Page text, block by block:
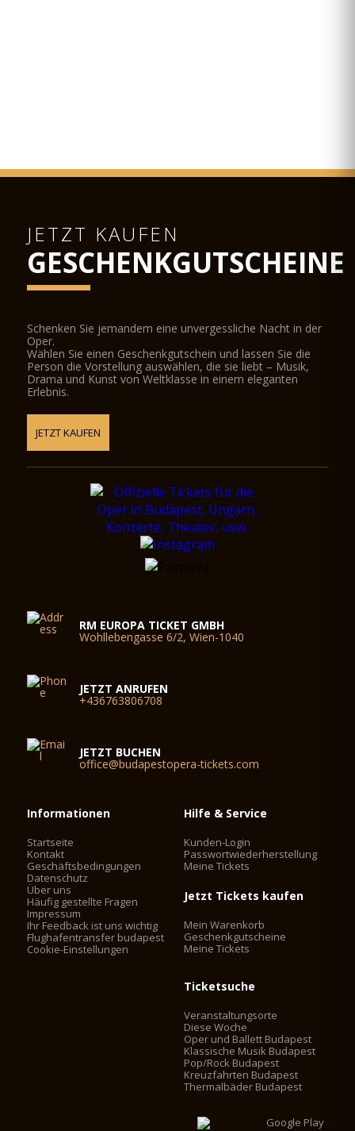
JETZT KAUFEN
GESCHENKGUTSCHEINE
Schenken Sie jemandem eine unvergessliche Nacht in der
Oper.
Wählen Sie einen Geschenkgutschein und lassen Sie die
Person die Vorstellung auswählen, die sie liebt – Musik,
Drama und Kunst von Weltklasse in einem eleganten
Erlebnis.
JETZT KAUFEN
RM EUROPA TICKET GMBH
Wohllebengasse 6/2, Wien-1040
JETZT ANRUFEN
+436763806708
JETZT BUCHEN
office@budapestopera-tickets.com
Informationen
Startseite
Kontakt
Geschäftsbedingungen
Datenschutz
Über uns
Häufig gestellte Fragen
Impressum
Ihr Feedback ist uns wichtig
Flughafentransfer budapest
Cookie-Einstellungen
Hilfe & Service
Kunden-Login
Passwortwiederherstellung
Meine Tickets
Jetzt Tickets kaufen
Mein Warenkorb
Geschenkgutscheine
Meine Tickets
Ticketsuche
Veranstaltungsorte
Diese Woche
Oper und Ballett Budapest
Klassische Musik Budapest
Pop/Rock Budapest
Kreuzfahrten Budapest
Thermalbäder Budapest